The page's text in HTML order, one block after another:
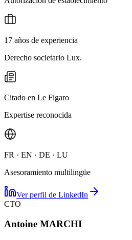
17 años de experiencia
Derecho societario Lux.
Citado en Le Figaro
Expertise reconocida
FR · EN · DE · LU
Asesoramiento multilingüe
Ver perfil de LinkedIn
CTO
Antoine MARCHI